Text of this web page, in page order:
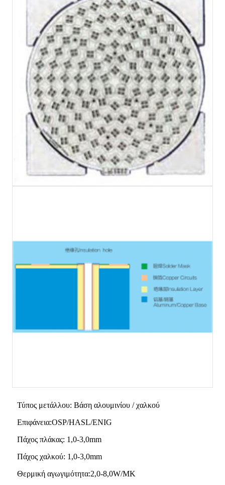
Τύπος μετάλλου: Βάση αλουμινίου / χαλκού
Επιφάνεια:OSP/HASL/ENIG
Πάχος πλάκας: 1,0-3,0mm
Πάχος χαλκού: 1,0-3,0mm
Θερμική αγωγιμότητα:2,0-8,0W/MK